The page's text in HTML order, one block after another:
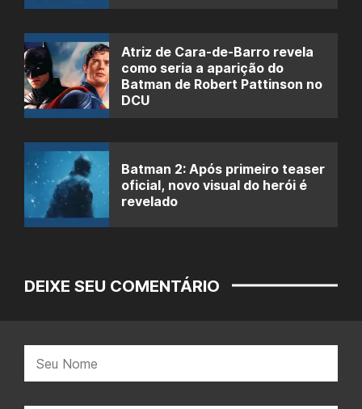
Atriz de Cara-de-Barro revela
como seria a aparição do
Batman de Robert Pattinson no
DCU
Batman 2: Após primeiro teaser
oficial, novo visual do herói é
revelado
DEIXE SEU COMENTÁRIO